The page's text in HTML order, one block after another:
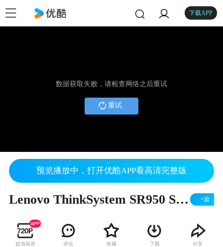
下载APP
数据获取失败，请检查网络之后重试
重试
预览播放中，打开优酷APP看高清完整版
Lenovo ThinkSystem SR950 Server Configurations +追
超清画质 评论 收藏 下载 分享